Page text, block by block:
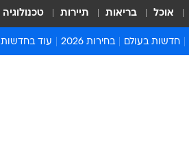
אוכל בריאות תיירות טכנולוגיה
חדשות בעולם בחירות 2026 עוד בחדשות